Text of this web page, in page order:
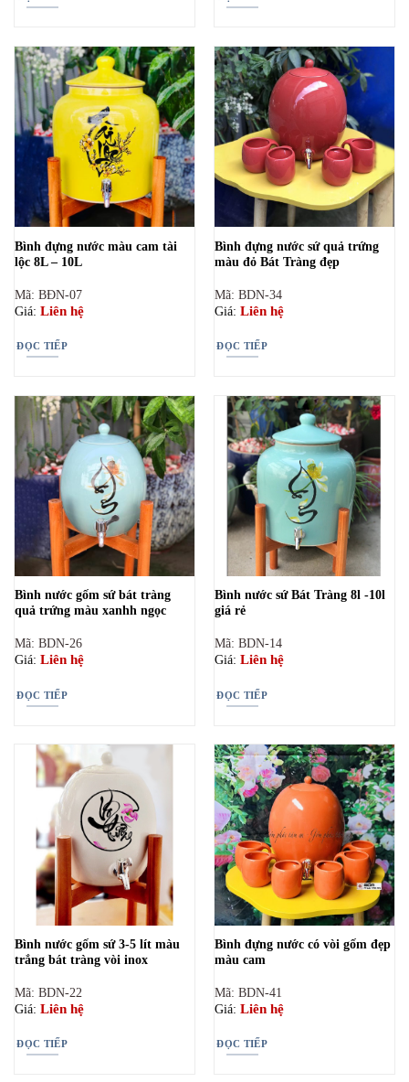
Bình đựng nước màu cam tài
lộc 8L – 10L
Mã: BĐN-07
Giá: Liên hệ
ĐỌC TIẾP
Bình đựng nước sứ quả trứng
màu đỏ Bát Tràng đẹp
Mã: BDN-34
Giá: Liên hệ
ĐỌC TIẾP
Bình nước gốm sứ bát tràng
quả trứng màu xanhh ngọc
Mã: BDN-26
Giá: Liên hệ
ĐỌC TIẾP
Bình nước sứ Bát Tràng 8l -10l
giá rẻ
Mã: BDN-14
Giá: Liên hệ
ĐỌC TIẾP
Bình nước gốm sứ 3-5 lít màu
trắng bát tràng vòi inox
Mã: BDN-22
Giá: Liên hệ
ĐỌC TIẾP
Bình đựng nước có vòi gốm đẹp
màu cam
Mã: BDN-41
Giá: Liên hệ
ĐỌC TIẾP